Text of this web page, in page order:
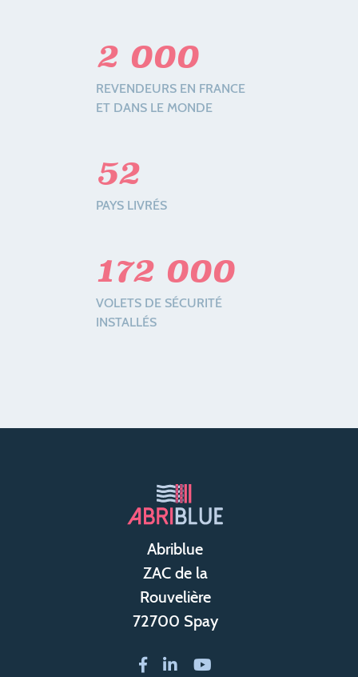
2 000
REVENDEURS EN FRANCE
ET DANS LE MONDE
52
PAYS LIVRÉS
172 000
VOLETS DE SÉCURITÉ
INSTALLÉS
Abriblue
ZAC de la
Rouvelière
72700 Spay